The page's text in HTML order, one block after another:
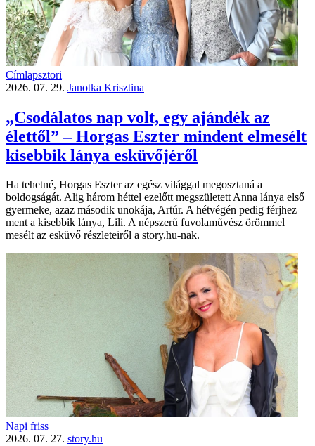
Címlapsztori
2026. 07. 29. Janotka Krisztina
„Csodálatos nap volt, egy ajándék az
élettől” – Horgas Eszter mindent elmesélt
kisebbik lánya esküvőjéről
Ha tehetné, Horgas Eszter az egész világgal megosztaná a
boldogságát. Alig három héttel ezelőtt megszületett Anna lánya első
gyermeke, azaz második unokája, Artúr. A hétvégén pedig férjhez
ment a kisebbik lánya, Lili. A népszerű fuvolaművész örömmel
mesélt az esküvő részleteiről a story.hu-nak.
Napi friss
2026. 07. 27. story.hu